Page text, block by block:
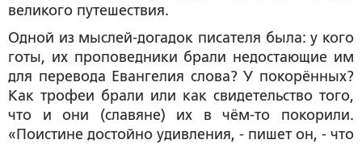
великого путешествия.
Одной из мыслей-догадок писателя была: у кого
готы, их проповедники брали недостающие им
для перевода Евангелия слова? У покорённых?
Как трофеи брали или как свидетельство того,
что и они (славяне) их в чём-то покорили.
«Поистине достойно удивления, - пишет он, - что